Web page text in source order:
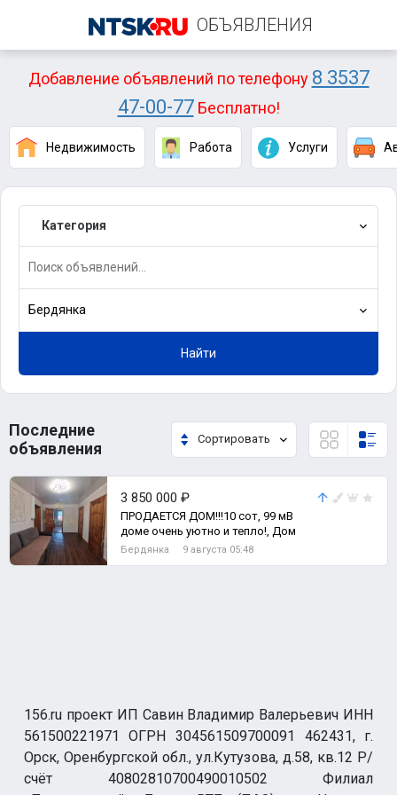
ОБЪЯВЛЕНИЯ
Добавление объявлений по телефону 8 3537
47-00-77Бесплатно!
Недвижимость Работа Услуги
Категория
Бердянка
Найти
Последние
объявления
Сортировать
3 850 000 ₽
ПРОДАЕТСЯ ДОМ!!!10 сот, 99 мВ
доме очень уютно и тепло!, Дом
Бердянка 9 августа 05:48
156.ru проект ИП Савин Владимир Валерьевич ИНН
561500221971 ОГРН 304561509700091 462431, г.
Орск, Оренбургской обл., ул.Кутузова, д.58, кв.12 Р/
счёт 40802810700490010502 Филиал